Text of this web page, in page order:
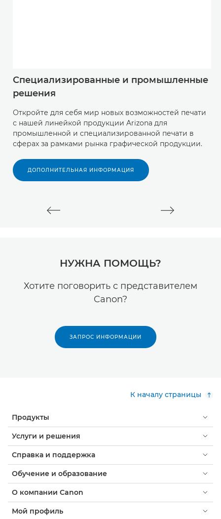
Специализированные и промышленные
решения
Откройте для себя мир новых возможностей печати
с нашей линейкой продукции Arizona для
промышленной и специализированной печати в
сферах за рамками рынка графической продукции.
ДОПОЛНИТЕЛЬНАЯ ИНФОРМАЦИЯ
НУЖНА ПОМОЩЬ?
Хотите поговорить с представителем
Canon?
ЗАПРОС ИНФОРМАЦИИ
К началу страницы
Продукты
Услуги и решения
Справка и поддержка
Обучение и образование
О компании Canon
Мой профиль